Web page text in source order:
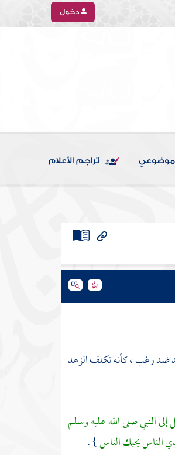
دخول
تراجم الأعلام
ضد رغب ، كأنه تكلف الزهد
النبي صلى الله عليه وسلم
الناس يحبك الناس} .